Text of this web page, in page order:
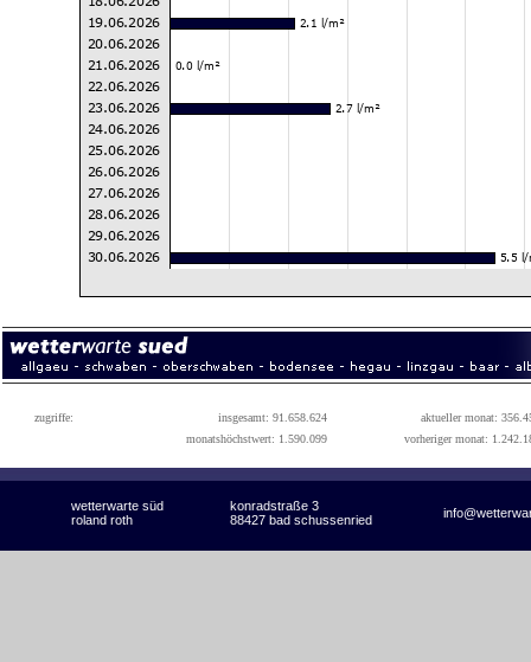
zugriffe: insgesamt: 91.658.624
aktueller monat:
monatshöchstwert: 1.590.099
vorheriger monat:
wetterwarte süd konradstraße 3
roland roth 88427 bad schussenried